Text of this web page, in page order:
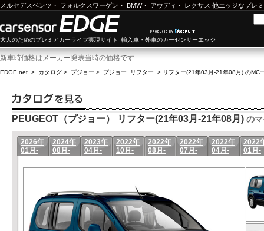
メルセデスベンツ ・ フォルクスワーゲン ・ BMW・ アウディ ・ レクサス 他エッジなプレ
大人のためのプレミアカーライフ実現サイト 輸入車・外車のカーセンサーエッジ
新車時価格はメーカー発表当時の価格です
EDGE.net > カタログ > プジョー > プジョー リフター > リフター(21年03月-21年08月) のMC
PEUGEOT（プジョー） リフター(21年03月-21年08月) の
2026年
01月-
2024年
08月-
2023年
04月-
2022年
10月-
2022年
08月-
2022年
07月-
2022年
04月-
2022
01月-